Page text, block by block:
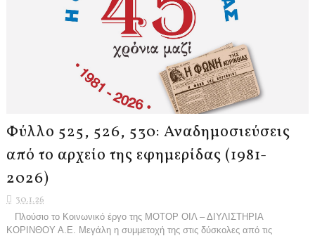
Φύλλο 525, 526, 530: Αναδημοσιεύσεις
από το αρχείο της εφημερίδας (1981-
2026)
30.1.26
Πλούσιο το Κοινωνικό έργο της ΜΟΤΟΡ ΟΙΛ – ΔΙΥΛΙΣΤΗΡΙΑ
ΚΟΡΙΝΘΟΥ Α.Ε. Μεγάλη η συμμετοχή της στις δύσκολες από τις